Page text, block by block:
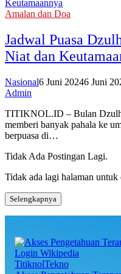
Amalan dan Doa
Jadwal Puasa
Niat dan
Nasional6 Juni 20246 Juni
Admin
TITIKNOL.ID – Bulan
memberi banyak pahala ke
berpuasa di…
Tidak Ada Postingan Lagi.
Tidak ada lagi halaman untuk
Selengkapnya
TitiknolTekno